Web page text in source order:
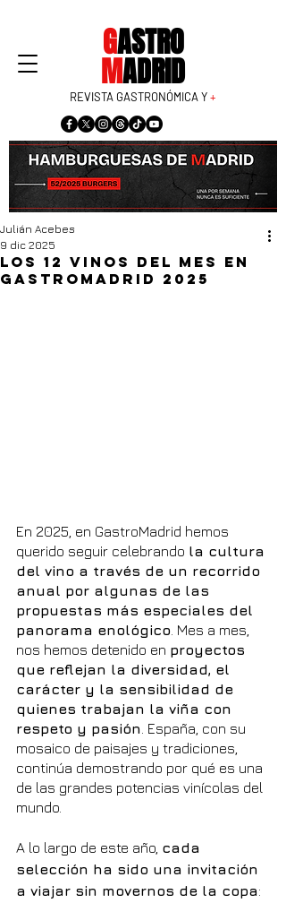
GASTRO
MADRID
REVISTA GASTRONÓMICA Y+
Los 12 vinos del mes en
GastroMadrid 2025
Julián Acebes
9 dic 2025
En 2025, en GastroMadrid hemos
querido seguir celebrando la cultura
del vino a través de un recorrido
anual por algunas de las
propuestas más especiales del
panorama enológico . Mes a mes,
nos hemos detenido en proyectos
que reflejan la diversidad, el
carácter y la sensibilidad de
quienes trabajan la viña con
respeto y pasión . España, con su
mosaico de paisajes y tradiciones,
continúa demostrando por qué es una
de las grandes potencias vinícolas del
mundo.
A lo largo de este año, cada
selección ha sido una invitación
a viajar sin movernos de la copa: